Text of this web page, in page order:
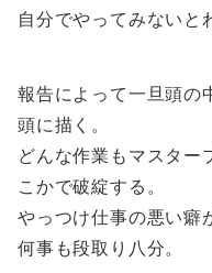
自分でやってみないと
報告によって一旦頭の
頭に描く。
どんな作業もマスター
こかで破綻する。
やっつけ仕事の悪い癖
何事も段取り八分。